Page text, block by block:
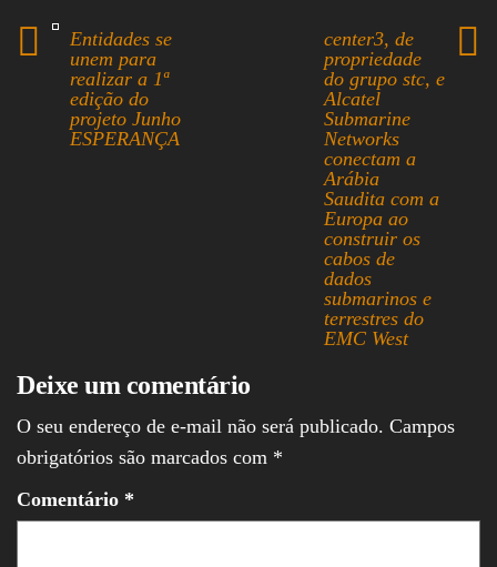
bo
ok
ea
ds
Entidades se
unem para
realizar a 1ª
edição do
projeto Junho
ESPERANÇA
center3, de
propriedade
do grupo stc, e
Alcatel
Submarine
Networks
conectam a
Arábia
Saudita com a
Europa ao
construir os
cabos de
dados
submarinos e
terrestres do
EMC West
Deixe um comentário
O seu endereço de e-mail não será publicado. Campos
obrigatórios são marcados com *
Comentário *